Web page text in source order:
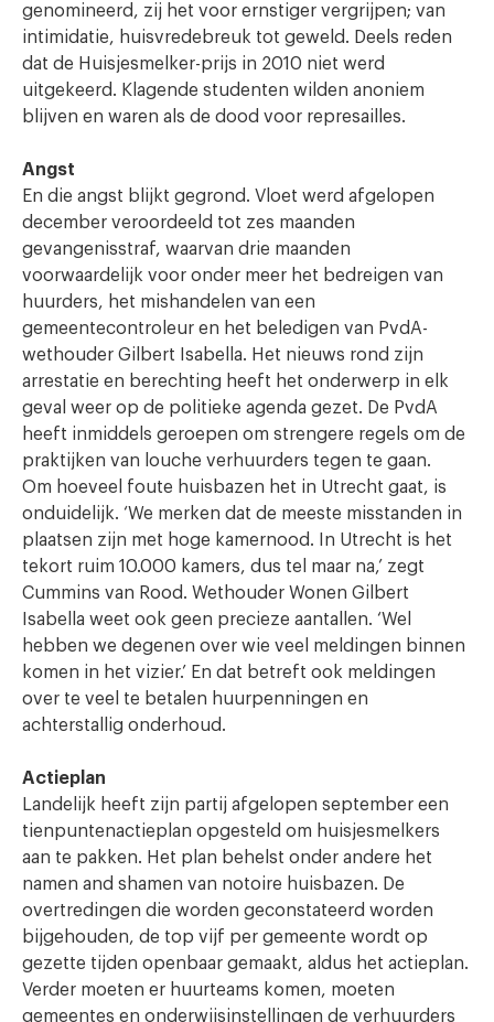
genomineerd, zij het voor ernstiger vergrijpen; van
intimidatie, huisvredebreuk tot geweld. Deels reden
dat de Huisjesmelker-prijs in 2010 niet werd
uitgekeerd. Klagende studenten wilden anoniem
blijven en waren als de dood voor represailles.
Angst
En die angst blijkt gegrond. Vloet werd afgelopen
december veroordeeld tot zes maanden
gevangenisstraf, waarvan drie maanden
voorwaardelijk voor onder meer het bedreigen van
huurders, het mishandelen van een
gemeentecontroleur en het beledigen van PvdA-
wethouder Gilbert Isabella. Het nieuws rond zijn
arrestatie en berechting heeft het onderwerp in elk
geval weer op de politieke agenda gezet. De PvdA
heeft inmiddels geroepen om strengere regels om de
praktijken van louche verhuurders tegen te gaan.
Om hoeveel foute huisbazen het in Utrecht gaat, is
onduidelijk. ‘We merken dat de meeste misstanden in
plaatsen zijn met hoge kamernood. In Utrecht is het
tekort ruim 10.000 kamers, dus tel maar na,’ zegt
Cummins van Rood. Wethouder Wonen Gilbert
Isabella weet ook geen precieze aantallen. ‘Wel
hebben we degenen over wie veel meldingen binnen
komen in het vizier.’ En dat betreft ook meldingen
over te veel te betalen huurpenningen en
achterstallig onderhoud.
Actieplan
Landelijk heeft zijn partij afgelopen september een
tienpuntenactieplan opgesteld om huisjesmelkers
aan te pakken. Het plan behelst onder andere het
namen and shamen van notoire huisbazen. De
overtredingen die worden geconstateerd worden
bijgehouden, de top vijf per gemeente wordt op
gezette tijden openbaar gemaakt, aldus het actieplan.
Verder moeten er huurteams komen, moeten
gemeentes en onderwijsinstellingen de verhuurders